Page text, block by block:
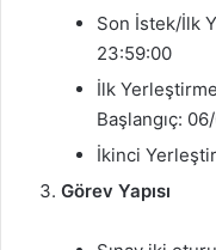
Son İstek/İlk
23:59:00
İlk
Başlangıç:
İkinci
Görev Yapısı